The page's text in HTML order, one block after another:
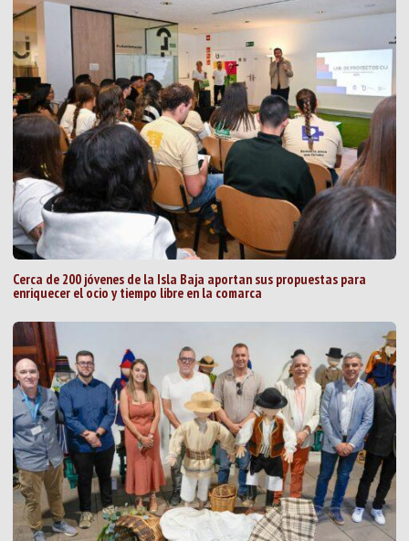
Cerca de 200 jóvenes de la Isla Baja aportan sus propuestas para
enriquecer el ocio y tiempo libre en la comarca